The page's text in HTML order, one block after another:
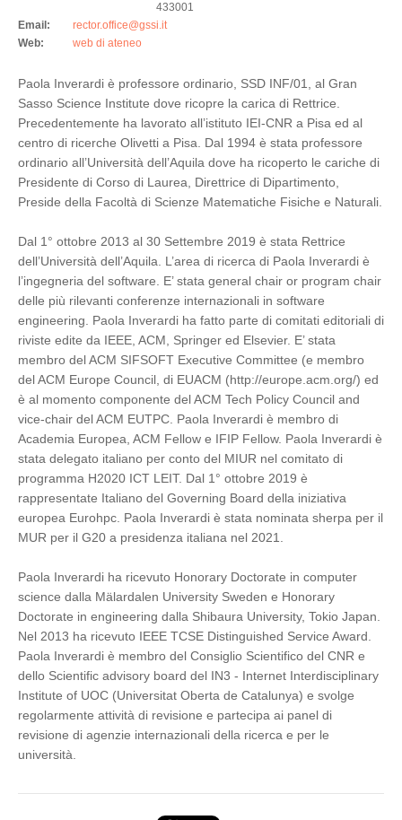
433001
Email:
rector.office@gssi.it
Web:
web di ateneo
Paola Inverardi è professore ordinario, SSD INF/01, al Gran
Sasso Science Institute dove ricopre la carica di Rettrice.
Precedentemente ha lavorato all’istituto IEI-CNR a Pisa ed al
centro di ricerche Olivetti a Pisa. Dal 1994 è stata professore
ordinario all’Università dell’Aquila dove ha ricoperto le cariche di
Presidente di Corso di Laurea, Direttrice di Dipartimento,
Preside della Facoltà di Scienze Matematiche Fisiche e Naturali.
Dal 1° ottobre 2013 al 30 Settembre 2019 è stata Rettrice
dell’Università dell’Aquila. L’area di ricerca di Paola Inverardi è
l’ingegneria del software. E’ stata general chair or program chair
delle più rilevanti conferenze internazionali in software
engineering. Paola Inverardi ha fatto parte di comitati editoriali di
riviste edite da IEEE, ACM, Springer ed Elsevier. E’ stata
membro del ACM SIFSOFT Executive Committee (e membro
del ACM Europe Council, di EUACM (http://europe.acm.org/) ed
è al momento componente del ACM Tech Policy Council and
vice-chair del ACM EUTPC. Paola Inverardi è membro di
Academia Europea, ACM Fellow e IFIP Fellow. Paola Inverardi è
stata delegato italiano per conto del MIUR nel comitato di
programma H2020 ICT LEIT. Dal 1° ottobre 2019 è
rappresentate Italiano del Governing Board della iniziativa
europea Eurohpc. Paola Inverardi è stata nominata sherpa per il
MUR per il G20 a presidenza italiana nel 2021.
Paola Inverardi ha ricevuto Honorary Doctorate in computer
science dalla Mälardalen University Sweden e Honorary
Doctorate in engineering dalla Shibaura University, Tokio Japan.
Nel 2013 ha ricevuto IEEE TCSE Distinguished Service Award.
Paola Inverardi è membro del Consiglio Scientifico del CNR e
dello Scientific advisory board del IN3 - Internet Interdisciplinary
Institute of UOC (Universitat Oberta de Catalunya) e svolge
regolarmente attività di revisione e partecipa ai panel di
revisione di agenzie internazionali della ricerca e per le
università.